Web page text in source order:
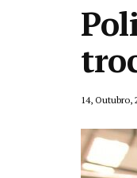
14, Outubro,